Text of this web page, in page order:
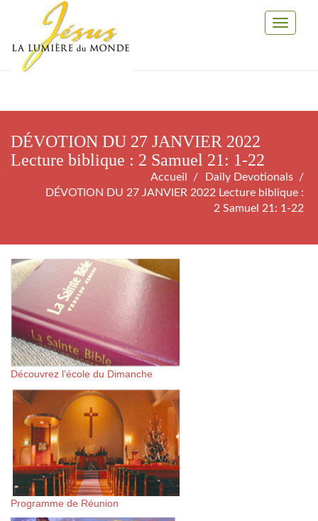
Toggle
DÉVOTION DU 27 JANVIER 2022
Lecture biblique : 2 Samuel 21: 1-22
Accueil
Daily Devotionals
DÉVOTION DU 27 JANVIER 2022 Lecture biblique :
2 Samuel 21: 1-22
Découvrez l’école du Dimanche
Programme de Réunion